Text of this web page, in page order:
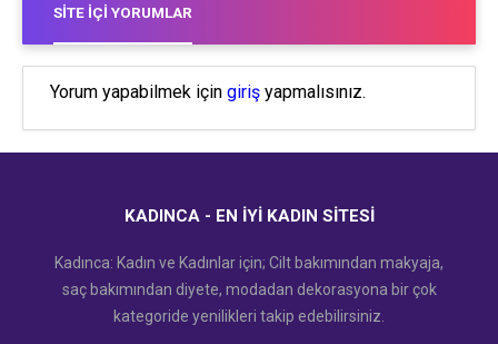
SITE İÇI YORUMLAR
Yorum yapabilmek için giriş yapmalısınız.
KADINCA - EN İYI KADIN SITESI
Kadınca: Kadın ve Kadınlar için; Cilt bakımından makyaja,
saç bakımından diyete, modadan dekorasyona bir çok
kategoride yenilikleri takip edebilirsiniz.